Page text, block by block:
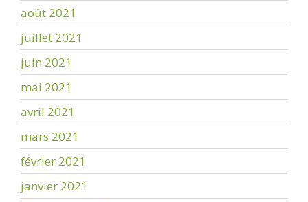
août 2021
juillet 2021
juin 2021
mai 2021
avril 2021
mars 2021
février 2021
janvier 2021